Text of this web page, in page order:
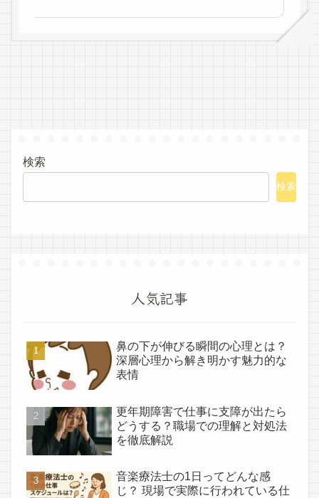
検索
検索
人気記事
鼻の下が伸びる瞬間の心理とは？
深層心理から解き明かす魅力的な
表情
更年期障害で仕事に支障が出たら
どうする？職場での理解と対処法
を徹底解説
音楽療法士の1日ってどんな感
じ？ 現場で実際に行われている仕